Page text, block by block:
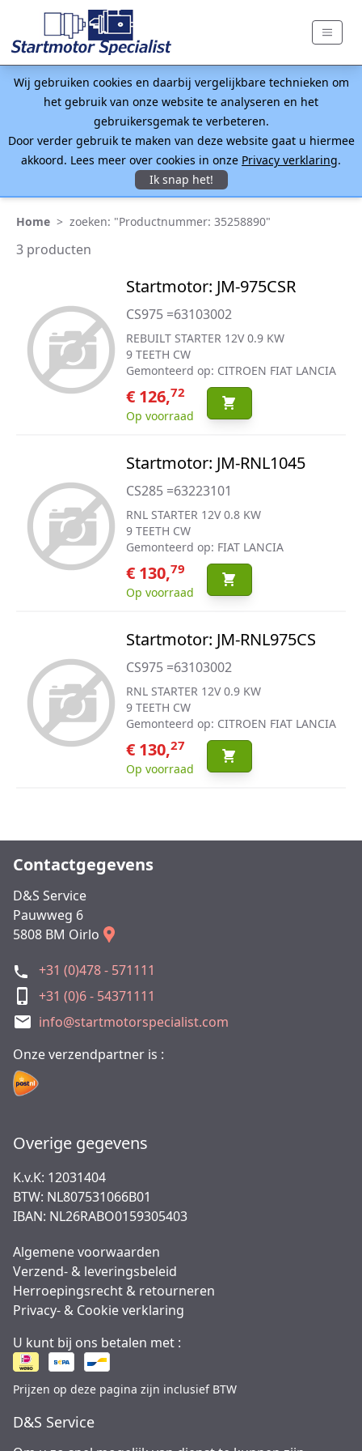
Wij gebruiken cookies en daarbij vergelijkbare technieken om
het gebruik van onze website te analyseren en het
gebruikersgemak te verbeteren.
Door verder gebruik te maken van deze website gaat u hiermee
akkoord. Lees meer over cookies in onze Privacy verklaring.
Ik snap het!
Home > zoeken: "Productnummer: 35258890"
3 producten
Startmotor: JM-975CSR
CS975 =63103002
REBUILT STARTER 12V 0.9 KW
9 TEETH CW
Gemonteerd op: CITROEN FIAT LANCIA
€ 126,72
Op voorraad
Startmotor: JM-RNL1045
CS285 =63223101
RNL STARTER 12V 0.8 KW
9 TEETH CW
Gemonteerd op: FIAT LANCIA
€ 130,79
Op voorraad
Startmotor: JM-RNL975CS
CS975 =63103002
RNL STARTER 12V 0.9 KW
9 TEETH CW
Gemonteerd op: CITROEN FIAT LANCIA
€ 130,27
Op voorraad
Contactgegevens
D&S Service
Pauwweg 6
5808 BM Oirlo
+31 (0)478 - 571111
+31 (0)6 - 54371111
info@startmotorspecialist.com
Onze verzendpartner is :
Overige gegevens
K.v.K: 12031404
BTW: NL807531066B01
IBAN: NL26RABO0159305403
Algemene voorwaarden
Verzend- & leveringsbeleid
Herroepingsrecht & retourneren
Privacy- & Cookie verklaring
U kunt bij ons betalen met :
Prijzen op deze pagina zijn inclusief BTW
D&S Service